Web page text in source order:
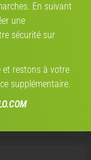
QUE VOUS !
En suivant
une
sécurité sur
et restons à votre
supplémentaire.